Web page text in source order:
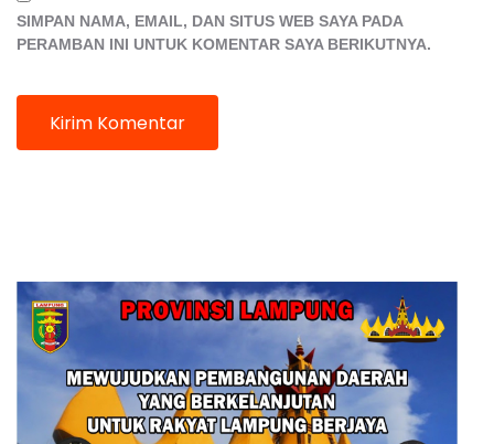
SIMPAN NAMA, EMAIL, DAN SITUS WEB SAYA PADA
PERAMBAN INI UNTUK KOMENTAR SAYA BERIKUTNYA.